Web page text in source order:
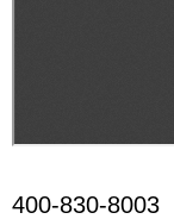
400-830-8003